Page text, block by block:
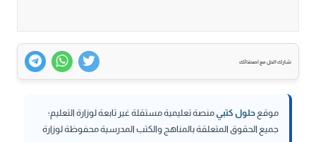
شارك الحل مع اصدقائك
موقع حلول كتبيمنصة تعليمية مستقلة غير تابعة لوزارة التعليم؛
جميع الحقوق المتعلقة بالمناهج والكتب المدرسية محفوظة لوزارة